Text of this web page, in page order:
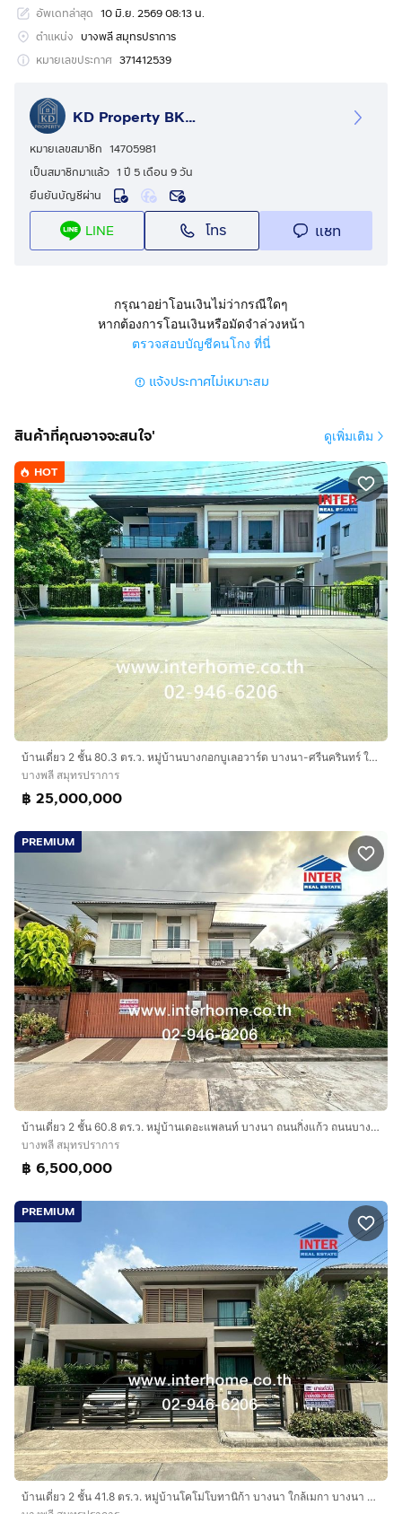
4 ที่จอดรถ
พื้นที่ใช้สอย 366 ตารางเมตร
เนื้อที่ 122.4 ตร.ว.
สถานที่ใกล้เคียง
- บุญถาวร สาขาสุวรรณภูมิ 0.75 กม.
- แม็คโคร สาขาบางพลี 2.7 กม.
- ฟู้ดแลนด์ บางนา 3 กม.
- มหาวิทยาลัยรามคำแหง วิทยาเขตบางนา 4.8 กม.
- เมกาบางนา 5 กม.
- มาร์เก็ตวิลเลจสุวรรณภูมิ 5.2 กม.
อัพเดทล่าสุด 10 มิ.ย. 2569 08:13 น.
ตำแหน่ง บางพลี สมุทรปราการ
หมายเลขประกาศ 371412539
KD Property BKK2
หมายเลขสมาชิก 14705981
เป็นสมาชิกมาแล้ว 1 ปี 5 เดือน 9 วัน
ยืนยันบัญชีผ่าน
LINE โทร แชท
กรุณาอย่าโอนเงินไม่ว่ากรณีใดๆ
หากต้องการโอนเงินหรือมัดจำล่วงหน้า
ตรวจสอบบัญชีคนโกง ที่นี่
แจ้งประกาศไม่เหมาะสม
สินค้าที่คุณอาจจะสนใจ' ดูเพิ่มเติม
HOT
บ้านเดี่ยว 2 ชั้น 80.3 ตร.ว. หมู่บ้านบางกอกบูเลอวาร์ด บางนา-ศรีนครินทร์ ใกล้เมกาบางนา และโรงเรียนนานาชาติสิงคโปร์สุวรรณภูมิ
บางพลี สมุทรปราการ
฿ 25,000,000
PREMIUM
บ้านเดี่ยว 2 ชั้น 60.8 ตร.ว. หมู่บ้านเดอะแพลนท์ บางนา ถนนกิ่งแก้ว ถนนบางนา-ตราด บางพลี สมุทรปราการ
บางพลี สมุทรปราการ
฿ 6,500,000
PREMIUM
บ้านเดี่ยว 2 ชั้น 41.8 ตร.ว. หมู่บ้านโคโม่โบทานิก้า บางนา ใกล้เมกา บางนา ซอยมหาชัย ถนนบางนา-ตราด กม10 บางพลี สมุทรปราการ